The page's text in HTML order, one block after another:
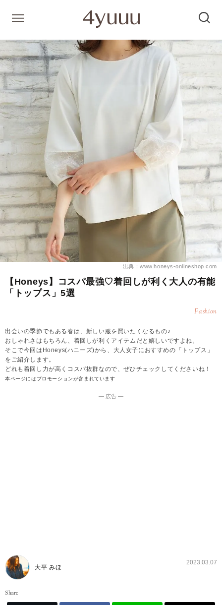
出典：www.honeys-onlineshop.com
【Honeys】コスパ最強♡着回しが利く大人の有能
「トップス」5選
Fashion
出会いの季節でもある春は、新しい服を買いたくなるもの♪
おしゃれさはもちろん、着回しが利くアイテムだと嬉しいですよね。
そこで今回はHoneys(ハニーズ)から、大人女子におすすめの「トップス」
をご紹介します。
どれも着回し力が高くコスパ抜群なので、ぜひチェックしてくださいね！
本ページにはプロモーションが含まれています
― 広告 ―
大平 みほ
2023.03.07
Share